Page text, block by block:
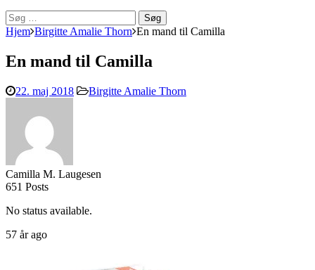
Søg
efter:
Hjem Birgitte Amalie Thorn En mand til Camilla
En mand til Camilla
22. maj 2018 Birgitte Amalie Thorn
Camilla M. Laugesen
651 Posts
No status available.
57 år ago